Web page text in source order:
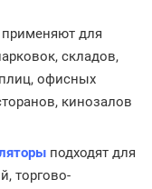
применяют для
складов,
офисных
кинозалов
подходят для
торгово-